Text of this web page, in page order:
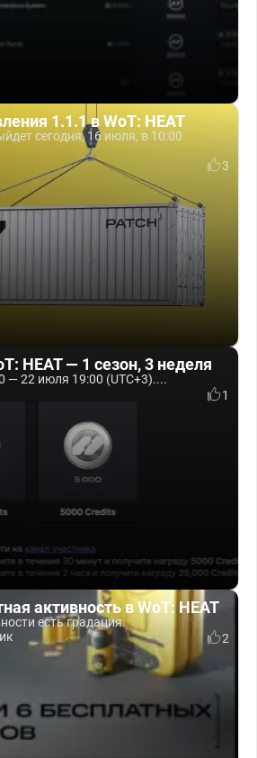
1.1.1 в WoT: HEAT
сегодня, 16 июля, в 10:00
3
HEAT — 1 сезон, 3 неделя
— 22 июля 19:00 (UTC+3)....
1
активность в WoT: HEAT
есть градация.
2